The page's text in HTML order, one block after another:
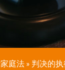
庭法 » 判决的